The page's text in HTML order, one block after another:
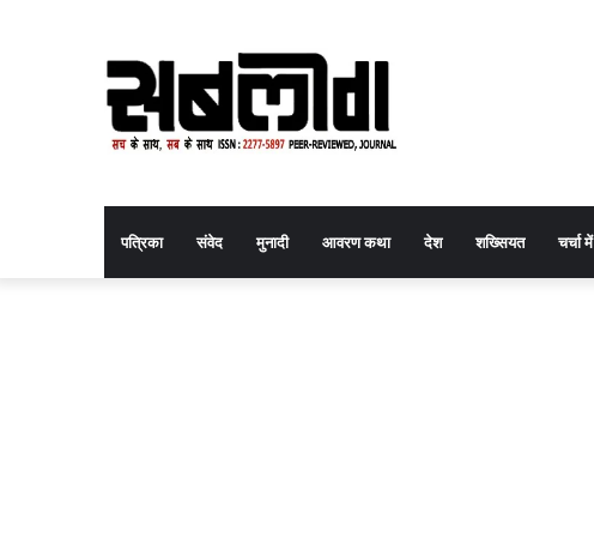
पत्रिका संवेद मुनादी आवरण कथा देश शख्सियत चर्चा में